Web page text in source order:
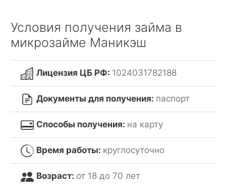
Условия получения займа в
микрозайме Маникэш
Лицензия ЦБ РФ: 1024031782188
Документы для получения: паспорт
Способы получения: на карту
Время работы: круглосуточно
Возраст: от 18 до 70 лет